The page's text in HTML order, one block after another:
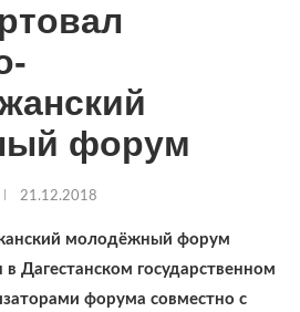
форум
21.12.2018
молодёжный форум
Дагестанском государственном
форума совместно с